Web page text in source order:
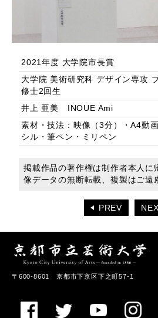
2021年度 大学院市長賞
大学院 美術研究科 デザイン専攻
修士2回生
井上 亜美 INOUE Ami
素材・技法：映像（3分）・A4動
シル・筆ペン・ミリペン
掲載作品の著作権は制作者本人に
像データの無断転載、複製はご遠
PREV
〒600-8601 京都市下京区下之町57-1